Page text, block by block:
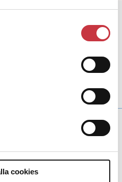
cookies
hjälp av DNA-teknik, analyser av